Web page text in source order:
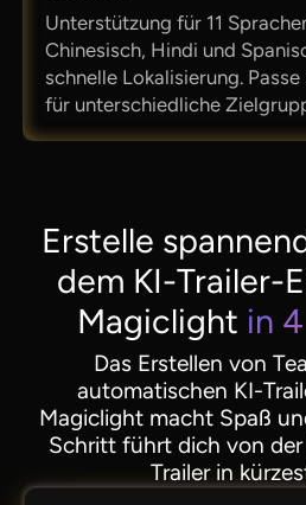
Unterstützung für 11
Chinesisch, Hindi und
schnelle Lokalisierung.
für unterschiedliche
Erstelle
dem KI-Trailer-
Magiclight in
Das Erstellen von
automatischen KI-
Magiclight macht Spaß
Schritt führt dich von
Trailer in